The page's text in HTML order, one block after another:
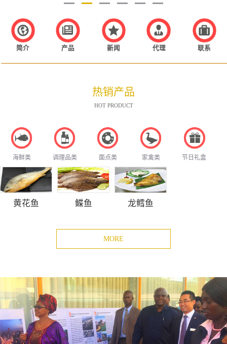
简介 产品 新闻 代理 联系
热销产品
HOT PRODUCT
海鲜类 调理品类 面点类 家禽类 节日礼盒
黄花鱼 鲽鱼 龙鳕鱼
MORE